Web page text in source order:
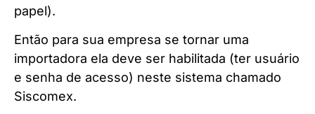
papel).
Então para sua empresa se tornar uma
importadora ela deve ser habilitada (ter usuário
e senha de acesso) neste sistema chamado
Siscomex.